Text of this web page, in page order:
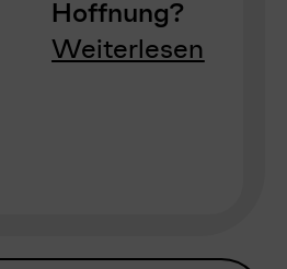
Hoffnung?
Weiterlesen